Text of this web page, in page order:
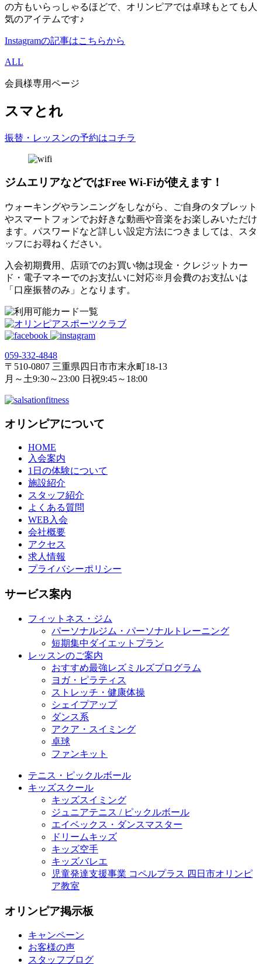
の方もいらっしゃるほどで、オリンピアでは卓球もとても人
気のアイテムです♪
Instagramの記事はこちらから
ALL
会員様専用ページ
スマとれ
振替・レッスンの予約はコチラ
ジムエリアなどではFree Wi-Fiが使えます！
ウォーキングやランニングをしながら、ご自身のタブレット
やスマートフォンでお好きな動画や音楽をお楽しみいただけ
ます。パスワードなど詳しい設定方法につきましては、スタ
ッフにお尋ねください。
入会初期費用、店頭でのお買い物は現金・クレジットカー
ド・電子マネーでのお支払いに対応※月会費のお支払いは
「口座振替のみ」となります。
059‐332‐4848
〒510-0807 三重県四日市市末永町18‐13
月～土9:30～23:00 日祝9:45～18:00
オリンピアについて
HOME
入会案内
1日の体験について
施設紹介
スタッフ紹介
よくある質問
WEB入会
会社概要
アクセス
求人情報
プライバシーポリシー
サービス案内
フィットネス・ジム
パーソナルジム・パーソナルトレーニング
短期集中ダイエットプラン
レッスンのご案内
おすすめ最強レズミルズプログラム
ヨガ・ピラティス
ストレッチ・健康体操
シェイプアップ
ダンス系
アクア・スイミング
卓球
ファンキット
テニス・ピックルボール
キッズスクール
キッズスイミング
ジュニアテニス / ピックルボール
エイベックス・ダンスマスター
ドリームキッズ
キッズ空手
キッズバレエ
児童発達支援事業 コペルプラス 四日市オリンピ
ア教室
オリンピア掲示板
キャンペーン
お客様の声
スタッフブログ